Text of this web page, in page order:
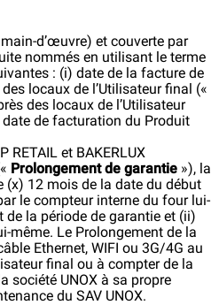
d’œuvre) et couverte par
nommés en utilisant le terme
: (i) date de la facture de
locaux de l’Utilisateur final («
des locaux de l’Utilisateur
de facturation du Produit
RETAIL et BAKERLUX
Prolongement de garantie »), la
(x) 12 mois de la date du début
le compteur interne du four lui-
la période de garantie et (ii)
même. Le Prolongement de la
Ethernet, WIFI ou 3G/4G au
final ou à compter de la
société UNOX à sa propre
du SAV UNOX.